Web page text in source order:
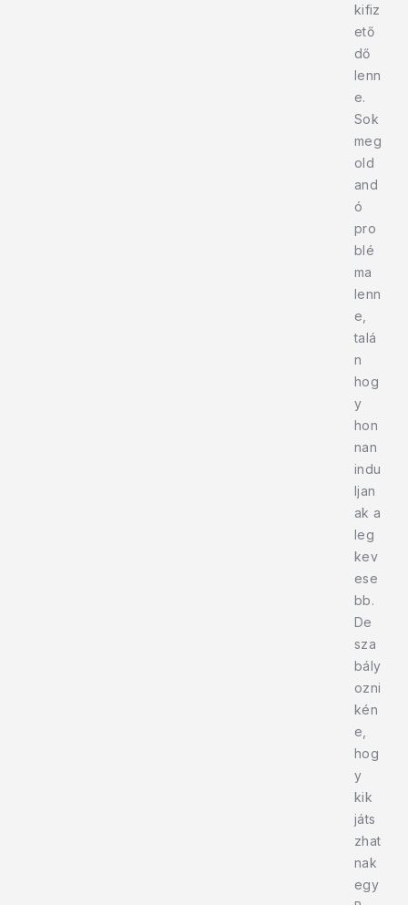
kifiz
ető
dő
lenn
e.
Sok
meg
old
and
ó
pro
blé
ma
lenn
e,
talá
n
hog
y
hon
nan
indu
ljan
ak a
leg
kev
ese
bb.
De
sza
bály
ozni
kén
e,
hog
y
kik
játs
zhat
nak
egy